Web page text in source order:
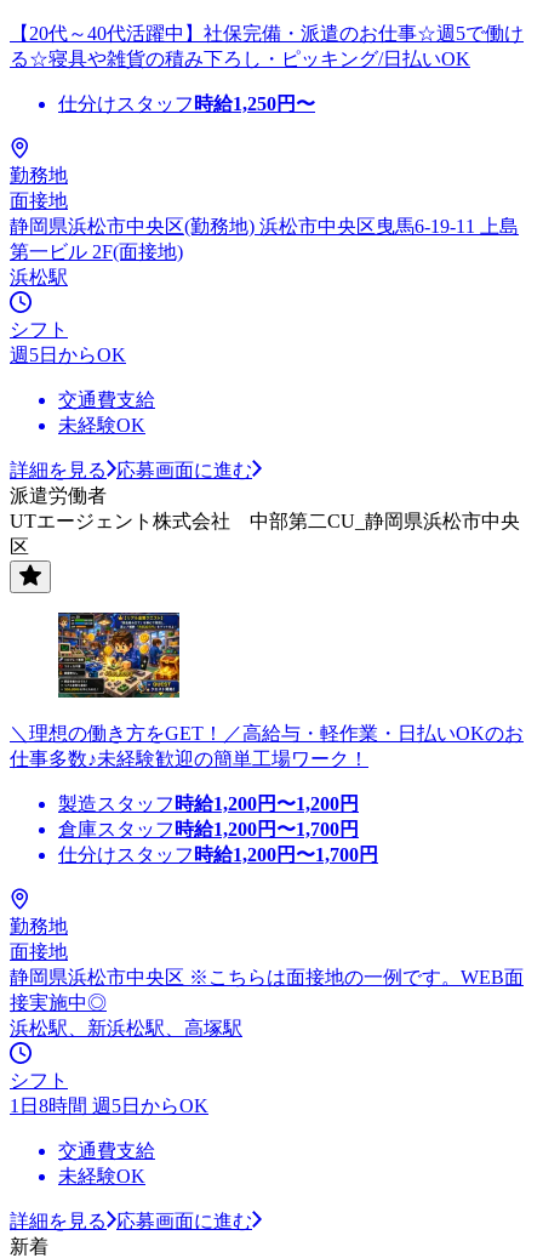
【20代～40代活躍中】社保完備・派遣のお仕事☆週5で働け
る☆寝具や雑貨の積み下ろし・ピッキング/日払いOK
仕分けスタッフ 時給1,250円〜
勤務地
面接地
静岡県浜松市中央区(勤務地) 浜松市中央区曳馬6-19-11 上島
第一ビル 2F(面接地)
浜松駅
シフト
週5日からOK
交通費支給
未経験OK
詳細を見る
応募画面に進む
派遣労働者
UTエージェント株式会社 中部第二CU_静岡県浜松市中央
区
＼理想の働き方をGET！／高給与・軽作業・日払いOKのお
仕事多数♪未経験歓迎の簡単工場ワーク！
製造スタッフ 時給1,200円〜1,200円
倉庫スタッフ 時給1,200円〜1,700円
仕分けスタッフ 時給1,200円〜1,700円
勤務地
面接地
静岡県浜松市中央区 ※こちらは面接地の一例です。WEB面
接実施中◎
浜松駅、新浜松駅、高塚駅
シフト
1日8時間 週5日からOK
交通費支給
未経験OK
詳細を見る
応募画面に進む
新着